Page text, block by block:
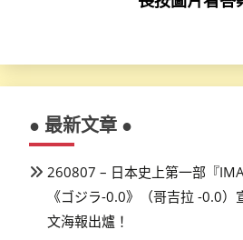
● 最新文章 ●
260807 – 日本史上第一部『
《ゴジラ-0.0》（哥吉拉 -0.0
文海報出爐！